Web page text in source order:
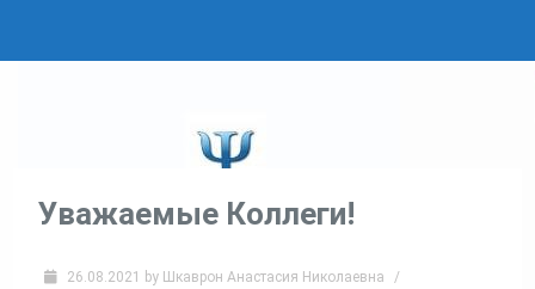
Уважаемые Коллеги!
26.08.2021 by Шкаврон Анастасия Николаевна
/